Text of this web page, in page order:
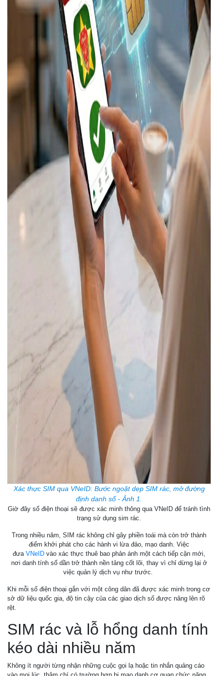
Xác thực SIM qua VNeID: Bước ngoặt dẹp SIM rác, mở đường
định danh số - Ảnh 1.
Giờ đây số điện thoại sẽ được xác minh thông qua VNeID để tránh tình
trạng sử dụng sim rác.
Trong nhiều năm, SIM rác không chỉ gây phiền toái mà còn trở thành
điểm khởi phát cho các hành vi lừa đảo, mạo danh. Việc
đưa VNeID vào xác thực thuê bao phản ánh một cách tiếp cận mới,
nơi danh tính số dần trở thành nền tảng cốt lõi, thay vì chỉ dừng lại ở
việc quản lý dịch vụ như trước.
Khi mỗi số điện thoại gắn với một công dân đã được xác minh trong cơ
sở dữ liệu quốc gia, độ tin cậy của các giao dịch số được nâng lên rõ
rệt.
SIM rác và lỗ hổng danh tính
kéo dài nhiều năm
Không ít người từng nhận những cuộc gọi lạ hoặc tin nhắn quảng cáo